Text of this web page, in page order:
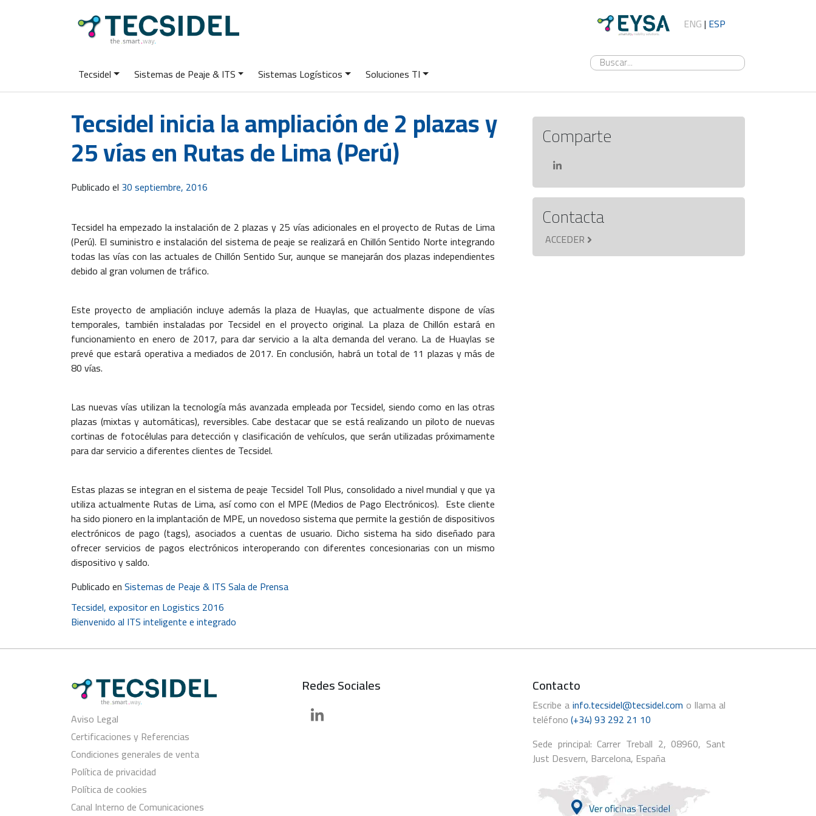
ENG| ESP
Tecsidel Sistemas de Peaje & ITS Sistemas Logísticos Soluciones TI
Tecsidel inicia la ampliación de 2 plazas y
25 vías en Rutas de Lima (Perú)
Publicado el 30 septiembre, 2016
Tecsidel ha empezado la instalación de 2 plazas y 25 vías adicionales en el proyecto de Rutas de Lima
(Perú). El suministro e instalación del sistema de peaje se realizará en Chillón Sentido Norte integrando
todas las vías con las actuales de Chillón Sentido Sur, aunque se manejarán dos plazas independientes
debido al gran volumen de tráfico.
Este proyecto de ampliación incluye además la plaza de Huaylas, que actualmente dispone de vías
temporales, también instaladas por Tecsidel en el proyecto original. La plaza de Chillón estará en
funcionamiento en enero de 2017, para dar servicio a la alta demanda del verano. La de Huaylas se
prevé que estará operativa a mediados de 2017. En conclusión, habrá un total de 11 plazas y más de
80 vías.
Las nuevas vías utilizan la tecnología más avanzada empleada por Tecsidel, siendo como en las otras
plazas (mixtas y automáticas), reversibles. Cabe destacar que se está realizando un piloto de nuevas
cortinas de fotocélulas para detección y clasificación de vehículos, que serán utilizadas próximamente
para dar servicio a diferentes clientes de Tecsidel.
Estas plazas se integran en el sistema de peaje Tecsidel Toll Plus, consolidado a nivel mundial y que ya
utiliza actualmente Rutas de Lima, así como con el MPE (Medios de Pago Electrónicos). Este cliente
ha sido pionero en la implantación de MPE, un novedoso sistema que permite la gestión de dispositivos
electrónicos de pago (tags), asociados a cuentas de usuario. Dicho sistema ha sido diseñado para
ofrecer servicios de pagos electrónicos interoperando con diferentes concesionarias con un mismo
dispositivo y saldo.
Publicado enSistemas de Peaje & ITS Sala de Prensa
Navegación
de
entradas
Tecsidel, expositor en Logistics 2016
Bienvenido al ITS inteligente e integrado
Comparte
Contacta
ACCEDER
Aviso Legal
Certificaciones y Referencias
Condiciones generales de venta
Política de privacidad
Política de cookies
Canal Interno de Comunicaciones
Redes Sociales Contacto
Escribe ainfo.tecsidel@tecsidel.com o llama al
teléfono(+34) 93 292 21 10
Sede principal: Carrer Treball 2, 08960, Sant
Just Desvern, Barcelona, España